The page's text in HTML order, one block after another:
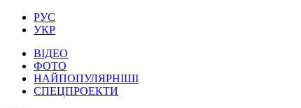
РУС
УКР
ВІДЕО
ФОТО
НАЙПОПУЛЯРНІШІ
СПЕЦПРОЕКТИ